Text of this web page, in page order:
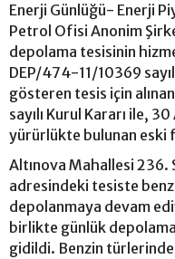
Enerji Günlüğü- Enerji
Petrol Ofisi Anonim
depolama tesisinin
DEP/474-11/10369
gösteren tesis için
sayılı Kurul Kararı ile,
yürürlükte bulunan eski
Altınova Mahallesi 236.
adresindeki tesiste
depolanmaya devam
birlikte günlük
gidildi. Benzin